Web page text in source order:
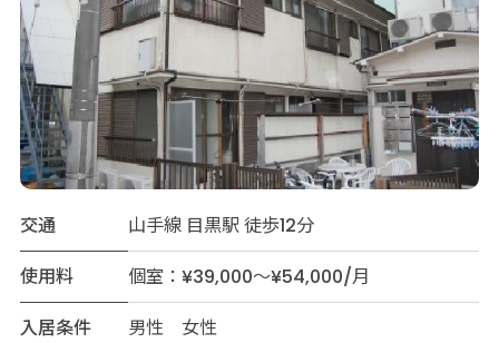
交通
山手線 目黒駅 徒歩12分
使用料
個室：¥39,000～¥54,000/月
入居条件
男性 女性